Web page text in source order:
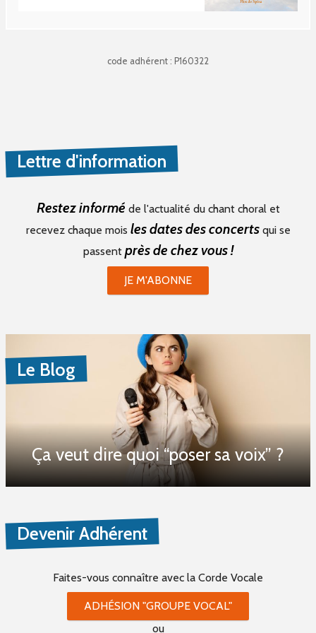
code adhérent : P160322
Lettre d'information
Restez informé de l'actualité du chant choral et
recevez chaque mois les dates des concertsqui se
passent près de chez vous !
JE M'ABONNE
Le Blog
Ça veut dire quoi “poser sa voix” ?
Devenir Adhérent
Faites-vous connaître avec la Corde Vocale
ADHÉSION "GROUPE VOCAL"
ou